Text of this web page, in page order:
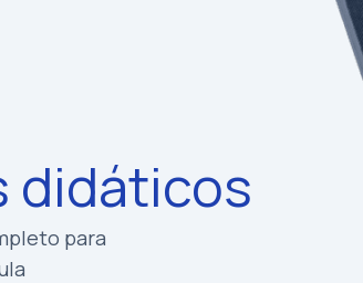
didáticos
para